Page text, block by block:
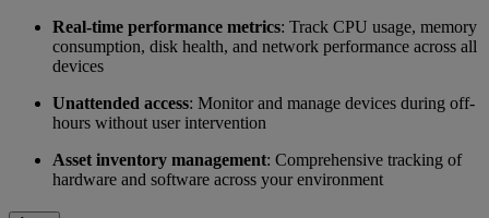
Real-time performance metrics: Track CPU usage, memory
consumption, disk health, and network performance across all
devices
Unattended access: Monitor and manage devices during off-
hours without user intervention
Asset inventory management: Comprehensive tracking of
hardware and software across your environment